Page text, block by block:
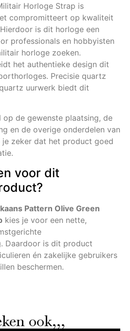
Horloge Strap is
compromitteert op kwaliteit
is dit horloge een
professionals en hobbyisten
horloge zoeken.
het authentieke design dit
Precisie quartz
uurwerk biedt dit
de gewenste plaatsing, de
en de overige onderdelen van
zeker dat het product goed
voor dit
Pattern Olive Green
kies je voor een nette,
Daardoor is dit product
én zakelijke gebruikers
beschermen.
ook,,,